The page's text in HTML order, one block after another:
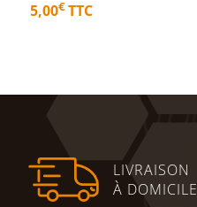
LIVRAISON
À DOMICILE